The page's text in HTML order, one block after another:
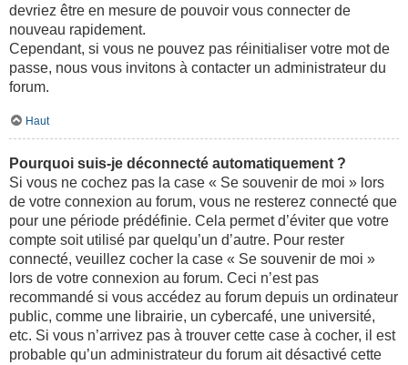
devriez être en mesure de pouvoir vous connecter de
nouveau rapidement.
Cependant, si vous ne pouvez pas réinitialiser votre mot de
passe, nous vous invitons à contacter un administrateur du
forum.
Haut
Pourquoi suis-je déconnecté automatiquement ?
Si vous ne cochez pas la case « Se souvenir de moi » lors
de votre connexion au forum, vous ne resterez connecté que
pour une période prédéfinie. Cela permet d’éviter que votre
compte soit utilisé par quelqu’un d’autre. Pour rester
connecté, veuillez cocher la case « Se souvenir de moi »
lors de votre connexion au forum. Ceci n’est pas
recommandé si vous accédez au forum depuis un ordinateur
public, comme une librairie, un cybercafé, une université,
etc. Si vous n’arrivez pas à trouver cette case à cocher, il est
probable qu’un administrateur du forum ait désactivé cette